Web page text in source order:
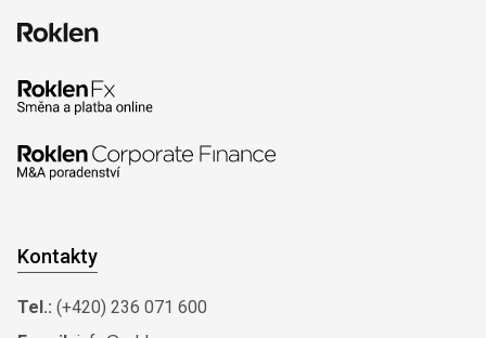
Kontakty
Tel.: (+420) 236 071 600